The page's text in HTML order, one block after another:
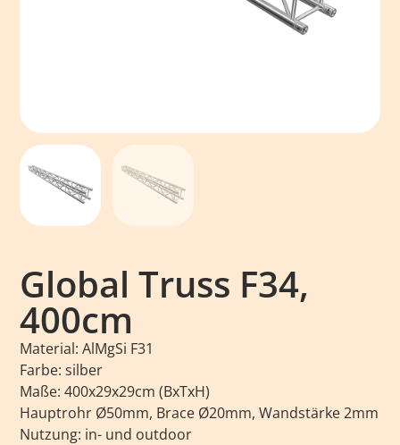
Global Truss F34,
400cm
Material: AlMgSi F31
Farbe: silber
Maße: 400x29x29cm (BxTxH)
Hauptrohr Ø50mm, Brace Ø20mm, Wandstärke 2mm
Nutzung: in- und outdoor